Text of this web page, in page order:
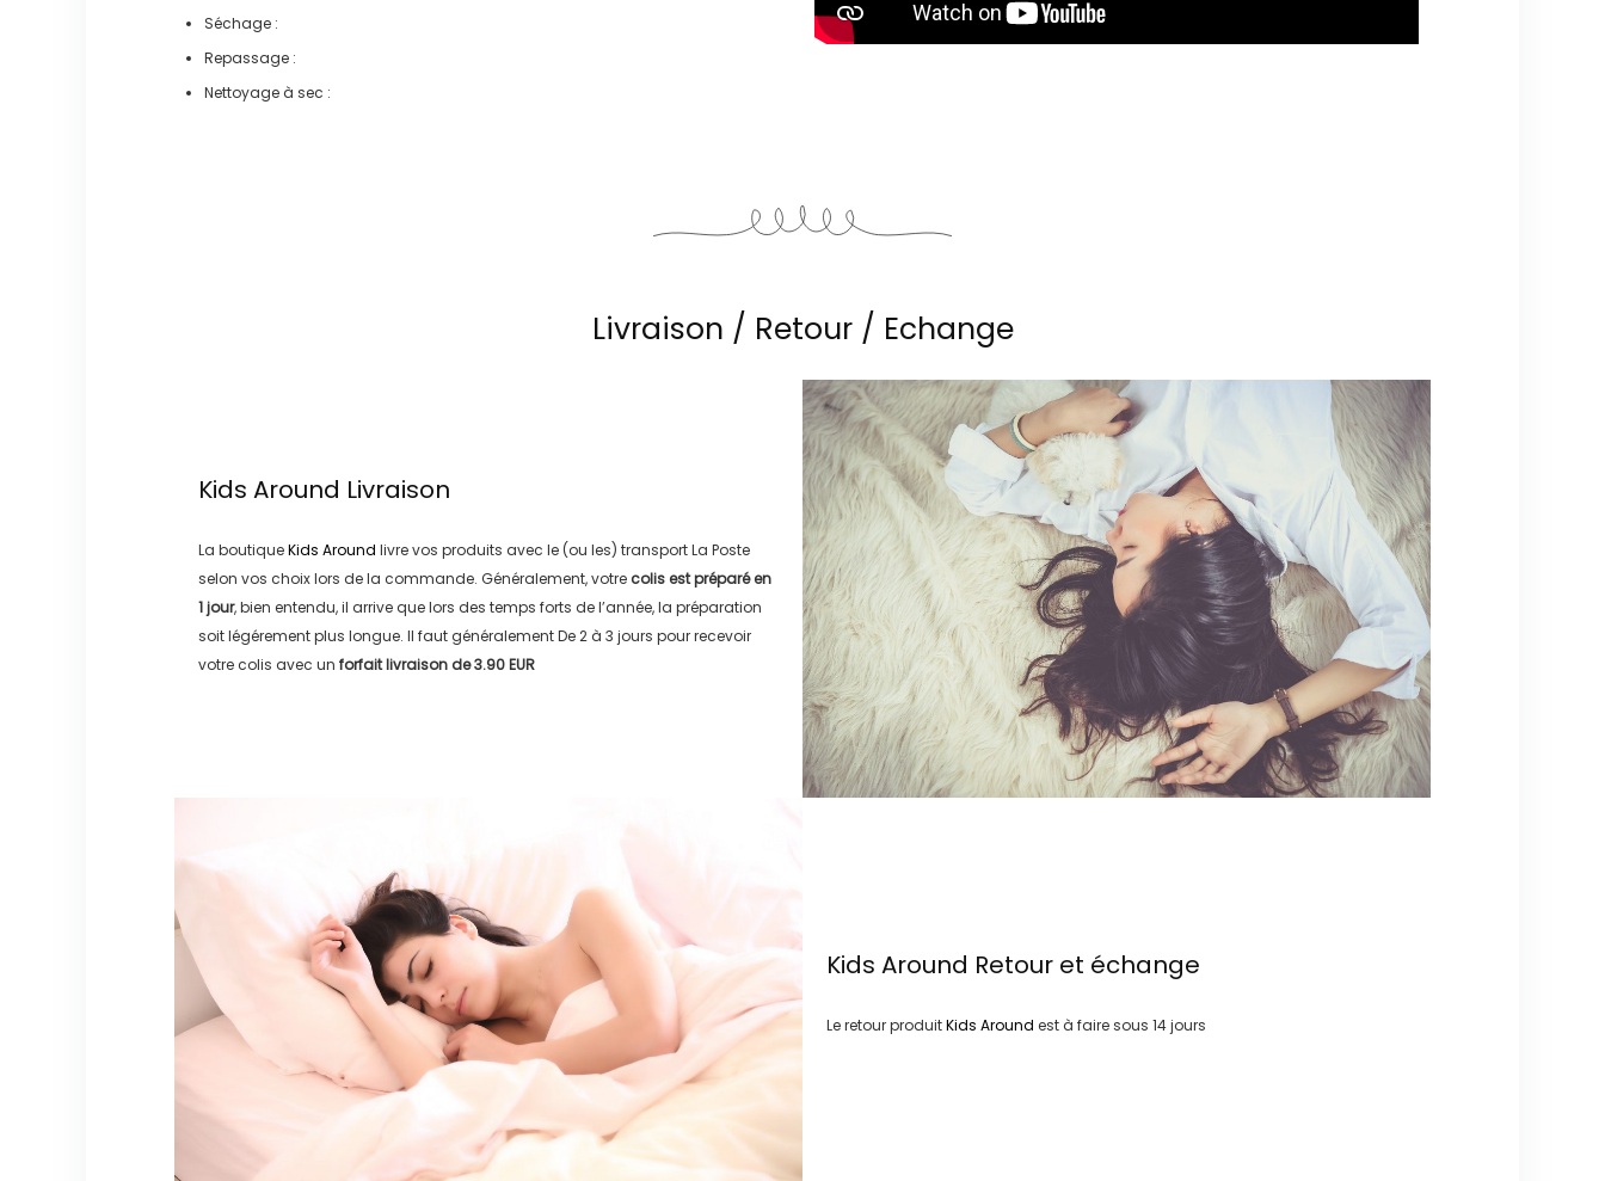
Séchage :
Repassage :
Nettoyage à sec :
Livraison / Retour / Echange
Kids Around Livraison
La boutiqueKids Around livre vos produits avec le (ou les) transportLa Poste
selon vos choix lors de la commande. Généralement, votre colis est préparé en
1 jour, bien entendu, il arrive que lors des temps forts de l’année, la préparation
soit légérement plus longue. Il faut généralementDe 2 à 3 jours pour recevoir
votre colis avec un forfait livraison de3.90 EUR
Kids Around Retour et échange
Le retour produitKids Around est à faire sous 14 jours